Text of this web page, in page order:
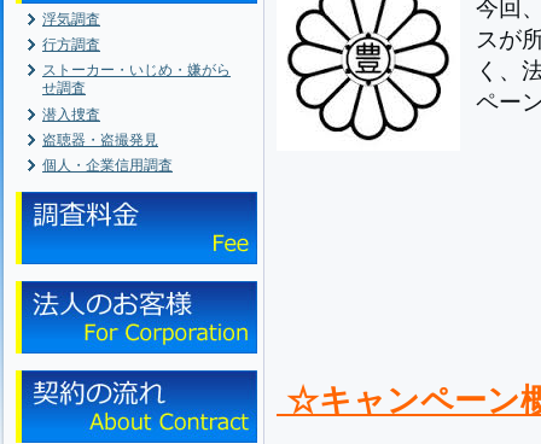
浮気調査
行方調査
ストーカー・いじめ・嫌がら
せ調査
潜入捜査
盗聴器・盗撮発見
個人・企業信用調査
今回
スが
く、
ペー
☆キャンペーン